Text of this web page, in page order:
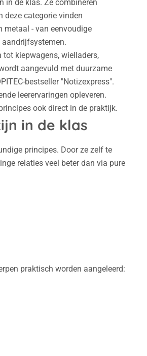
in de klas. Ze combineren
deze categorie vinden
metaal - van eenvoudige
tot kiepwagens, wielladers,
aangevuld met duurzame
bestseller "Notizexpress".
leerervaringen opleveren.
ook direct in de praktijk.
in de klas
principes. Door ze zelf te
relaties veel beter dan via pure
praktisch worden aangeleerd: